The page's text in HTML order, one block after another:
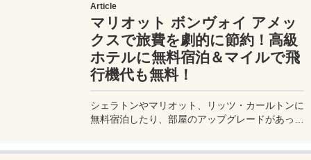
最適です。初年度の年会費無料も魅力。ステータ
スと実用性を兼ね備えたビジネスカードで、あな
たのビジネスをワンランクアップさせませんか？
Article
マリオット ボンヴォイ アメッ
クスで旅費を劇的に節約！高級
ホテルに無料宿泊＆マイルで飛
行機代も無料！
シェラトンやマリオット、リッツ・カールトンに
無料宿泊したり、部屋のアップグレードがあった